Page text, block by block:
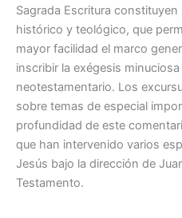
Sagrada Escritura
histórico y teológico, que
mayor facilidad el marco
inscribir la exégesis
neotestamentario. Los
sobre temas de especial
profundidad de este
que han intervenido varios
Jesús bajo la dirección de
Testamento.